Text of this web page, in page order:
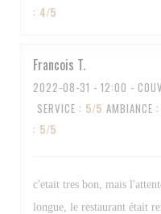
: 4/5
Francois T
2022-08-31 - 12:00 -
SERVICE : 5/5 AMBIANCE :
: 5/5
c'etait tres bon, mais
longue, le restaurant était